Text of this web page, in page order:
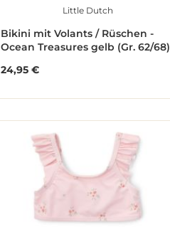
Little Dutch
Bikini mit Volants / Rüschen -
Ocean Treasures gelb (Gr. 62/68)
Regulärer Preis:
24,95 €